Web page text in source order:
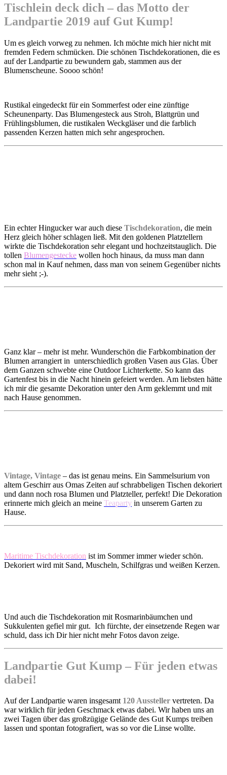
Tischlein deck dich – das Motto der
Landpartie 2019 auf Gut Kump!
Um es gleich vorweg zu nehmen. Ich möchte mich hier nicht mit
fremden Federn schmücken. Die schönen Tischdekorationen, die es
auf der Landpartie zu bewundern gab, stammen aus der
Blumenscheune. Soooo schön!
Rustikal eingedeckt für ein Sommerfest oder eine zünftige
Scheunenparty. Das Blumengesteck aus Stroh, Blattgrün und
Frühlingsblumen, die rustikalen Weckgläser und die farblich
passenden Kerzen hatten mich sehr angesprochen.
Ein echter Hingucker war auch diese Tischdekoration, die mein
Herz gleich höher schlagen ließ. Mit den goldenen Platztellern
wirkte die Tischdekoration sehr elegant und hochzeitstauglich. Die
tollen Blumengestecke wollen hoch hinaus, da muss man dann
schon mal in Kauf nehmen, dass man von seinem Gegenüber nichts
mehr sieht ;-).
Ganz klar – mehr ist mehr. Wunderschön die Farbkombination der
Blumen arrangiert in unterschiedlich großen Vasen aus Glas. Über
dem Ganzen schwebte eine Outdoor Lichterkette. So kann das
Gartenfest bis in die Nacht hinein gefeiert werden. Am liebsten hätte
ich mir die gesamte Dekoration unter den Arm geklemmt und mit
nach Hause genommen.
Vintage, Vintage – das ist genau meins. Ein Sammelsurium von
altem Geschirr aus Omas Zeiten auf schrabbeligen Tischen dekoriert
und dann noch rosa Blumen und Platzteller, perfekt! Die Dekoration
erinnerte mich gleich an meine Teaparty in unserem Garten zu
Hause.
Maritime Tischdekoration ist im Sommer immer wieder schön.
Dekoriert wird mit Sand, Muscheln, Schilfgras und weißen Kerzen.
Und auch die Tischdekoration mit Rosmarinbäumchen und
Sukkulenten gefiel mir gut. Ich fürchte, der einsetzende Regen war
schuld, dass ich Dir hier nicht mehr Fotos davon zeige.
Landpartie Gut Kump – Für jeden etwas
dabei!
Auf der Landpartie waren insgesamt 120 Aussteller vertreten. Da
war wirklich für jeden Geschmack etwas dabei. Wir haben uns an
zwei Tagen über das großzügige Gelände des Gut Kumps treiben
lassen und spontan fotografiert, was so vor die Linse wollte.